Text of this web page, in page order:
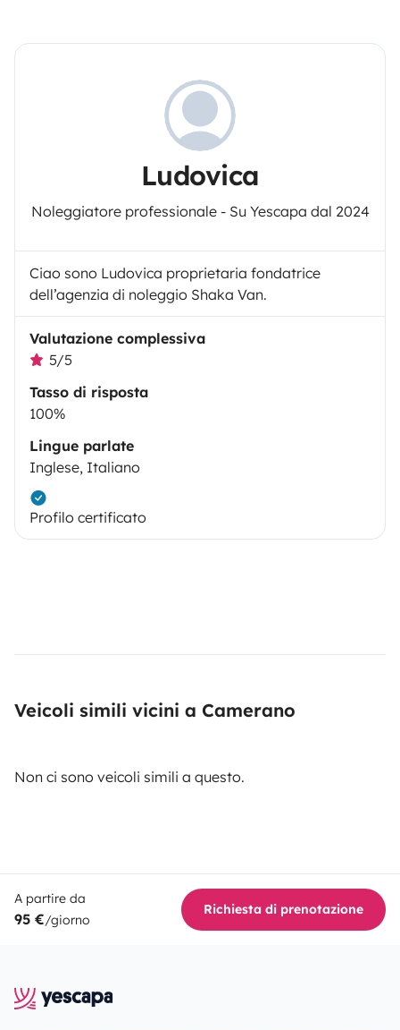
Ludovica
Noleggiatore professionale - Su Yescapa dal 2024
Ciao sono Ludovica proprietaria fondatrice
dell’agenzia di noleggio Shaka Van.
Valutazione complessiva
5/5
Tasso di risposta
100%
Lingue parlate
Inglese, Italiano
Profilo certificato
Veicoli simili vicini a Camerano
Non ci sono veicoli simili a questo.
A partire da
95 €/giorno
Richiesta di prenotazione